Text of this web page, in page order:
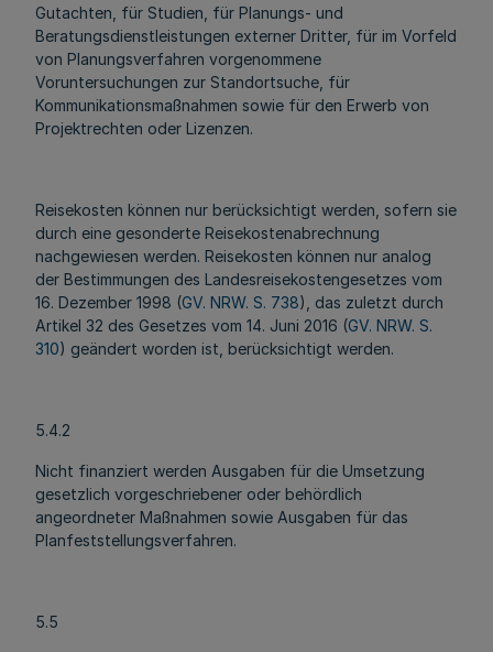
Gutachten, für Studien, für Planungs- und
Beratungsdienstleistungen externer Dritter, für im Vorfeld
von Planungsverfahren vorgenommene
Voruntersuchungen zur Standortsuche, für
Kommunikationsmaßnahmen sowie für den Erwerb von
Projektrechten oder Lizenzen.
Reisekosten können nur berücksichtigt werden, sofern sie
durch eine gesonderte Reisekostenabrechnung
nachgewiesen werden. Reisekosten können nur analog
der Bestimmungen des Landesreisekostengesetzes vom
16. Dezember 1998 (GV. NRW. S. 738), das zuletzt durch
Artikel 32 des Gesetzes vom 14. Juni 2016 (GV. NRW. S.
310) geändert worden ist, berücksichtigt werden.
5.4.2
Nicht finanziert werden Ausgaben für die Umsetzung
gesetzlich vorgeschriebener oder behördlich
angeordneter Maßnahmen sowie Ausgaben für das
Planfeststellungsverfahren.
5.5